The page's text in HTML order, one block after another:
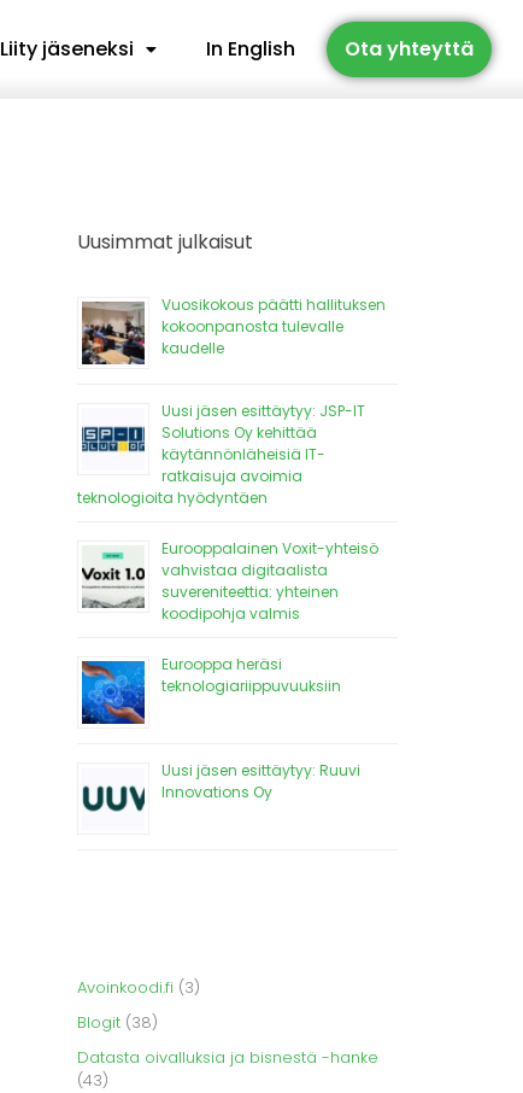
Liity jäseneksi In English Ota yhteyttä
Uusimmat julkaisut
Vuosikokous päätti hallituksen
kokoonpanosta tulevalle
kaudelle
Uusi jäsen esittäytyy: JSP-IT
Solutions Oy kehittää
käytännönläheisiä IT-
ratkaisuja avoimia
teknologioita hyödyntäen
Eurooppalainen Voxit-yhteisö
vahvistaa digitaalista
suvereniteettia: yhteinen
koodipohja valmis
Eurooppa heräsi
teknologiariippuvuuksiin
Uusi jäsen esittäytyy: Ruuvi
Innovations Oy
Avoinkoodi.fi (3)
Blogit (38)
Datasta oivalluksia ja bisnestä -hanke
(43)